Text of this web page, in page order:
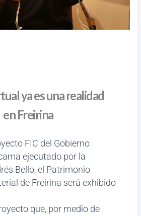
ya es una realidad
en Freirina
FIC del Gobierno
ejecutado por la
Bello, el Patrimonio
de Freirina será exhibido
que, por medio de